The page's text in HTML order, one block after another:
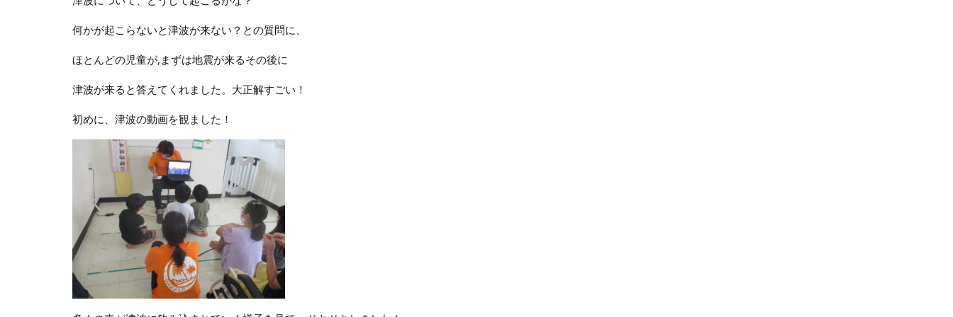
何かが起こらないと津波が来ない？との質問に、
ほとんどの児童が,まずは地震が来るその後に
津波が来ると答えてくれました。大正解すごい！
初めに、津波の動画を観ました！